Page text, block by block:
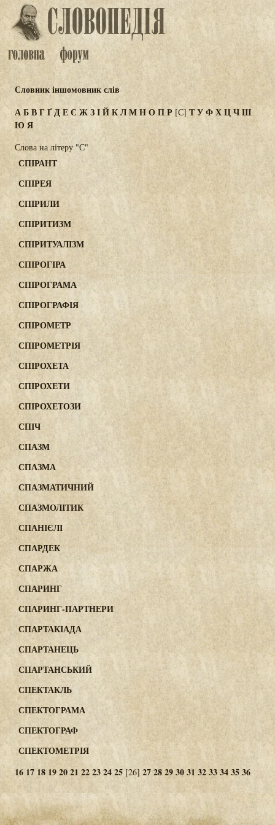
Словник іншомовник слів
АБВГҐДЕЄ ЖЗІЙКЛМНОПР [С] ТУФХЦЧШ
Ю Я
Слова на літеру "С"
СПІРАНТ
СПІРЕЯ
СПІРИЛИ
СПІРИТИЗМ
СПІРИТУАЛІЗМ
СПІРОГІРА
СПІРОГРАМА
СПІРОГРАФІЯ
СПІРОМЕТР
СПІРОМЕТРІЯ
СПІРОХЕТА
СПІРОХЕТИ
СПІРОХЕТОЗИ
СПІЧ
СПАЗМ
СПАЗМА
СПАЗМАТИЧНИЙ
СПАЗМОЛІТИК
СПАНІЄЛІ
СПАРДЕК
СПАРЖА
СПАРИНГ
СПАРИНГ-ПАРТНЕРИ
СПАРТАКІАДА
СПАРТАНЕЦЬ
СПАРТАНСЬКИЙ
СПЕКТАКЛЬ
СПЕКТОГРАМА
СПЕКТОГРАФ
СПЕКТОМЕТРІЯ
16 17 18 192021 22232425 [26] 2728293031 3233343536